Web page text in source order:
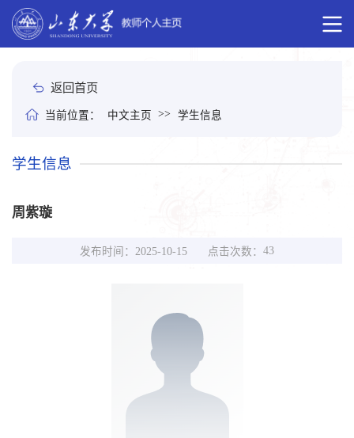
当前位置： 中文主页 >> 学生信息
返回首页
学生信息
周紫璇
发布时间：2025-10-15 点击次数： 43